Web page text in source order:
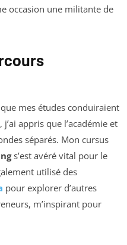
occasion une militante de
mes études conduiraient
appris que l’académie et
séparés. Mon cursus
s’est avéré vital pour le
utilisé des
pour explorer d’autres
m’inspirant pour